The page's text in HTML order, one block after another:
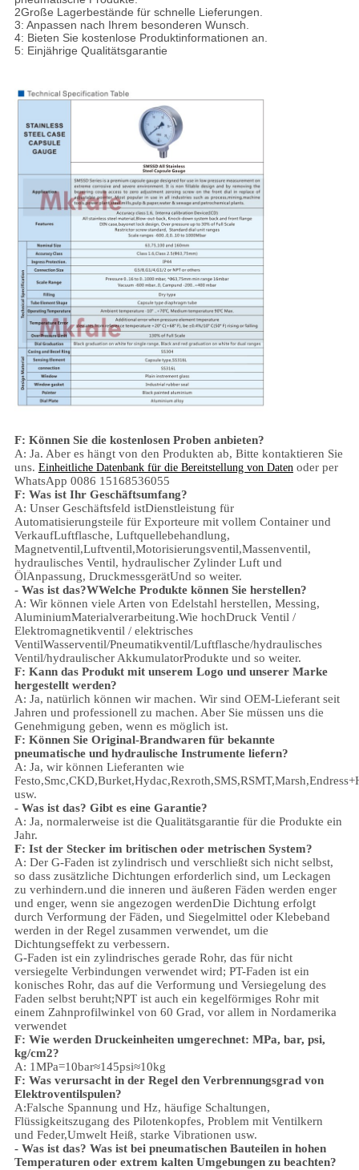
2Große Lagerbestände für schnelle Lieferungen.
3: Anpassen nach Ihrem besonderen Wunsch.
4: Bieten Sie kostenlose Produktinformationen an.
5: Einjährige Qualitätsgarantie
F: Können Sie die kostenlosen Proben anbieten?
A: Ja. Aber es hängt von den Produkten ab, Bitte kontaktieren Sie
uns. Einheitliche Datenbank für die Bereitstellung von Daten oder per
WhatsApp 0086 15168536055
F: Was ist Ihr Geschäftsumfang?
A: Unser Geschäftsfeld istDienstleistung für
Automatisierungsteile für Exporteure mit vollem Container und
VerkaufLuftflasche, Luftquellebehandlung,
Magnetventil,Luftventil,Motorisierungsventil,Massenventil,
hydraulisches Ventil, hydraulischer Zylinder Luft und
ÖlAnpassung, DruckmessgerätUnd so weiter.
- Was ist das?WWelche Produkte können Sie herstellen?
A: Wir können viele Arten von Edelstahl herstellen, Messing,
AluminiumMaterialverarbeitung.Wie hochDruck Ventil /
Elektromagnetikventil / elektrisches
VentilWasserventil/Pneumatikventil/Luftflasche/hydraulisches
Ventil/hydraulischer AkkumulatorProdukte und so weiter.
F: Kann das Produkt mit unserem Logo und unserer Marke
hergestellt werden?
A: Ja, natürlich können wir machen. Wir sind OEM-Lieferant seit
Jahren und professionell zu machen. Aber Sie müssen uns die
Genehmigung geben, wenn es möglich ist.
F: Können Sie Original-Brandwaren für bekannte
pneumatische und hydraulische Instrumente liefern?
A: Ja, wir können Lieferanten wie
usw.
- Was ist das? Gibt es eine Garantie?
A: Ja, normalerweise ist die Qualitätsgarantie für die Produkte ein
Jahr.
F: Ist der Stecker im britischen oder metrischen System?
A: Der G-Faden ist zylindrisch und verschließt sich nicht selbst,
so dass zusätzliche Dichtungen erforderlich sind, um Leckagen
zu verhindern.und die inneren und äußeren Fäden werden enger
und enger, wenn sie angezogen werdenDie Dichtung erfolgt
durch Verformung der Fäden, und Siegelmittel oder Klebeband
werden in der Regel zusammen verwendet, um die
Dichtungseffekt zu verbessern.
G-Faden ist ein zylindrisches gerade Rohr, das für nicht
versiegelte Verbindungen verwendet wird; PT-Faden ist ein
konisches Rohr, das auf die Verformung und Versiegelung des
Faden selbst beruht;NPT ist auch ein kegelförmiges Rohr mit
einem Zahnprofilwinkel von 60 Grad, vor allem in Nordamerika
verwendet
F: Wie werden Druckeinheiten umgerechnet: MPa, bar, psi,
kg/cm2?
A: 1MPa=10bar≈145psi≈10kg
F: Was verursacht in der Regel den Verbrennungsgrad von
Elektroventilspulen?
A:Falsche Spannung und Hz, häufige Schaltungen,
Flüssigkeitszugang des Pilotenkopfes, Problem mit Ventilkern
und Feder,Umwelt Heiß, starke Vibrationen usw.
- Was ist das? Was ist bei pneumatischen Bauteilen in hohen
Temperaturen oder extrem kalten Umgebungen zu beachten?